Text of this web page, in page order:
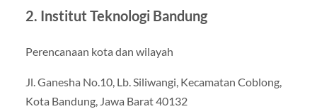
2. Institut Teknologi Bandung
Perencanaan kota dan wilayah
Jl. Ganesha No.10, Lb. Siliwangi, Kecamatan Coblong,
Kota Bandung, Jawa Barat 40132